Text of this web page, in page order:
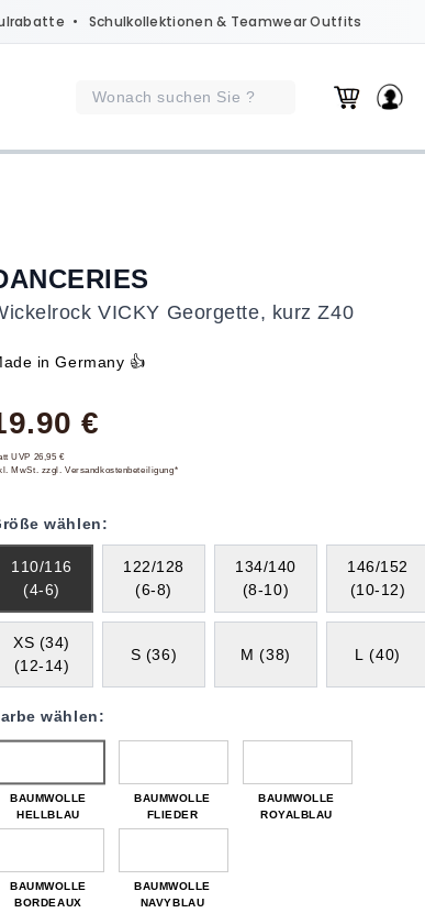
• Schulkollektionen & Teamwear Outfits
VICKY Georgette, kurz Z40
in Germany 👍
€
UVP 26,95 €
MwSt. zzgl. Versandkostenbeteiligung*
wählen:
110/116
(4-6)
122/128
(6-8)
134/140
(8-10)
146/152
(10-12)
XS (34)
(12-14)
S (36) M (38) L (40)
wählen:
BAUMWOLLE
HELLBLAU
BAUMWOLLE
FLIEDER
BAUMWOLLE
ROYALBLAU
BAUMWOLLE
BORDEAUX
BAUMWOLLE
NAVYBLAU